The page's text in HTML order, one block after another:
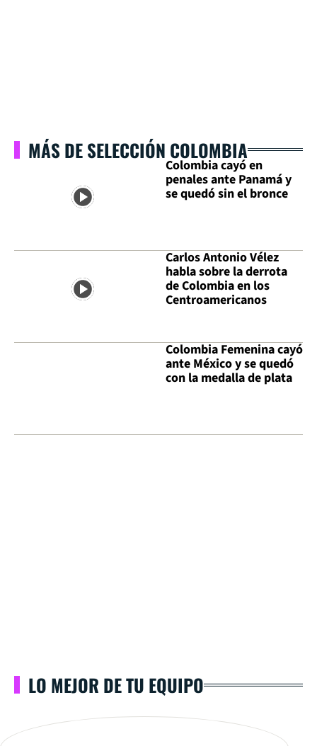
MÁS DE SELECCIÓN COLOMBIA
Colombia cayó en
penales ante Panamá y
se quedó sin el bronce
Carlos Antonio Vélez
habla sobre la derrota
de Colombia en los
Centroamericanos
Colombia Femenina cayó
ante México y se quedó
con la medalla de plata
LO MEJOR DE TU EQUIPO